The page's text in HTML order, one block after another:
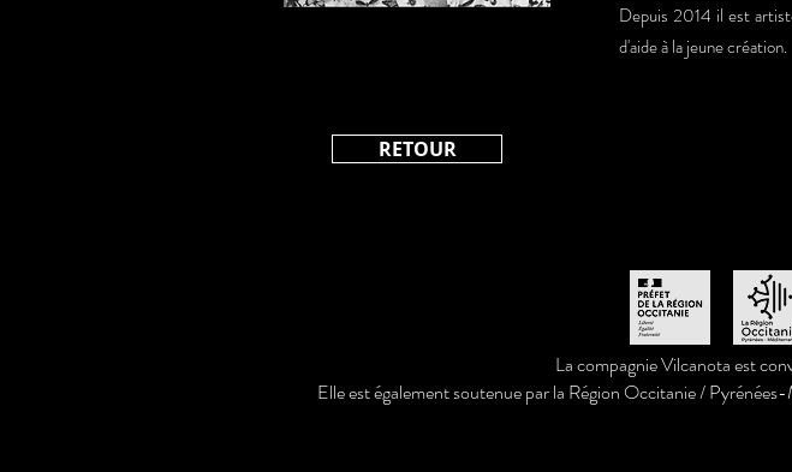
Depuis 2014 il est
d'aide à la jeune création.
RETOUR
La compagnie Vilcanota est
Elle est également soutenue par la Région Occitanie /